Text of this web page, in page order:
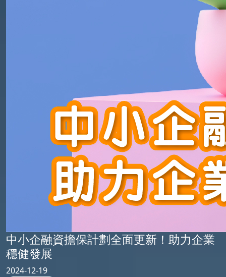
中小企融資擔保計劃全面更新！助力企業
穩健發展
2024-12-19